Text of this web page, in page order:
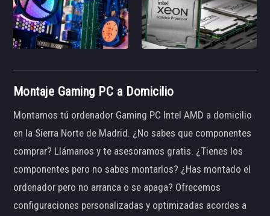
Montaje Gaming PC a Domicilio
Montamos tú ordenador Gaming PC Intel AMD a domicilio
en la Sierra Norte de Madrid. ¿No sabes que componentes
comprar? Llámanos y te asesoramos gratis. ¿Tienes los
componentes pero no sabes montarlos? ¿Has montado el
ordenador pero no arranca o se apaga? Ofrecemos
configuraciones personalizadas y optimizadas acordes a